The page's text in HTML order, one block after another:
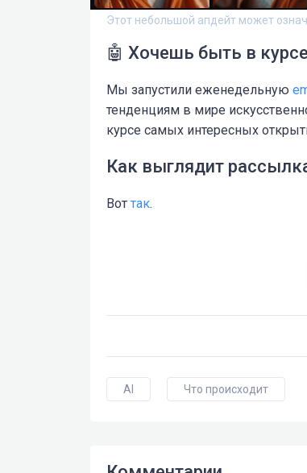
Этот небольшой апдейт может
🤖 Хочешь быть в
Мы запустили еженедельную
тенденциям в мире
курсе самых интересных
Как выглядит
Вот так.
AI Что происходит